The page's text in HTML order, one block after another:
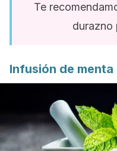
Te
durazno
Infusión de menta